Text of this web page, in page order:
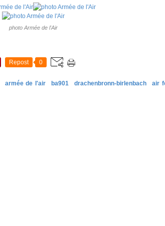
photo Armée de l'Air
Repost 0
armée de l'air ba901 drachenbronn-birlenbach
air